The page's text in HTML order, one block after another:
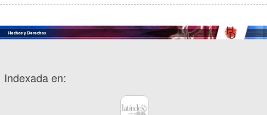
Indexada en: